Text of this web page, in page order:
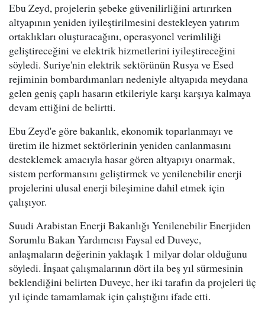
Ebu Zeyd, projelerin şebeke güvenilirliğini artırırken
altyapının yeniden iyileştirilmesini destekleyen yatırım
ortaklıkları oluşturacağını, operasyonel verimliliği
geliştireceğini ve elektrik hizmetlerini iyileştireceğini
söyledi. Suriye'nin elektrik sektörünün Rusya ve Esed
rejiminin bombardımanları nedeniyle altyapıda meydana
gelen geniş çaplı hasarın etkileriyle karşı karşıya kalmaya
devam ettiğini de belirtti.
Ebu Zeyd'e göre bakanlık, ekonomik toparlanmayı ve
üretim ile hizmet sektörlerinin yeniden canlanmasını
desteklemek amacıyla hasar gören altyapıyı onarmak,
sistem performansını geliştirmek ve yenilenebilir enerji
projelerini ulusal enerji bileşimine dahil etmek için
çalışıyor.
Suudi Arabistan Enerji Bakanlığı Yenilenebilir Enerjiden
Sorumlu Bakan Yardımcısı Faysal ed Duveyc,
anlaşmaların değerinin yaklaşık 1 milyar dolar olduğunu
söyledi. İnşaat çalışmalarının dört ila beş yıl sürmesinin
beklendiğini belirten Duveyc, her iki tarafın da projeleri üç
yıl içinde tamamlamak için çalıştığını ifade etti.